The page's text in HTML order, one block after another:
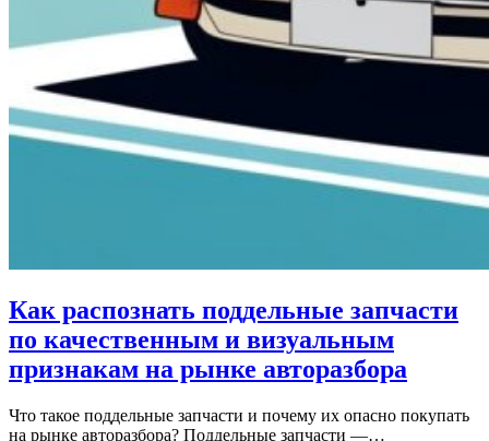
Как распознать поддельные запчасти
по качественным и визуальным
признакам на рынке авторазбора
Что такое поддельные запчасти и почему их опасно покупать
на рынке авторазбора? Поддельные запчасти —…